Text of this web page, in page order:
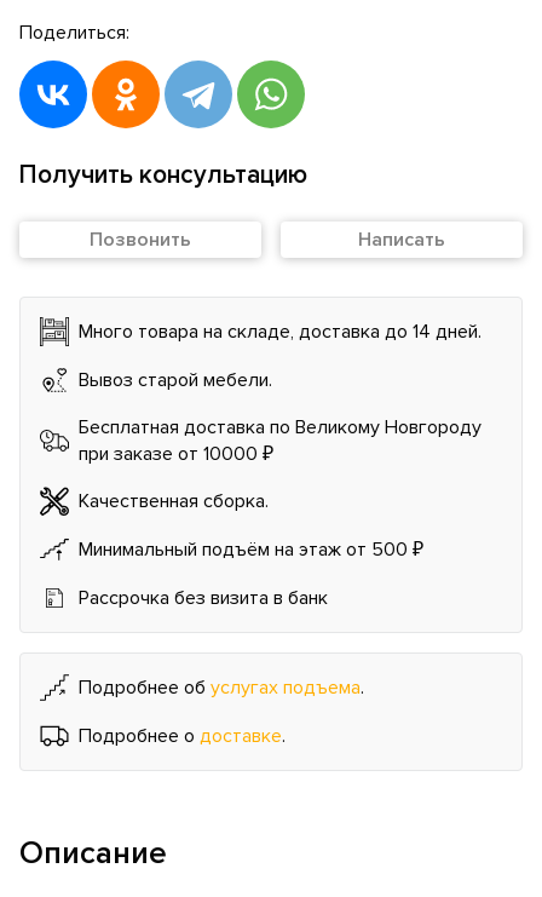
Поделиться:
Получить консультацию
Позвонить Написать
Много товара на складе, доставка до 14 дней.
Вывоз старой мебели.
Бесплатная доставка по Великому Новгороду
при заказе от 10000 ₽
Качественная сборка.
Минимальный подъём на этаж от 500 ₽
Рассрочка без визита в банк
Подробнее об услугах подъема.
Подробнее о доставке.
Описание